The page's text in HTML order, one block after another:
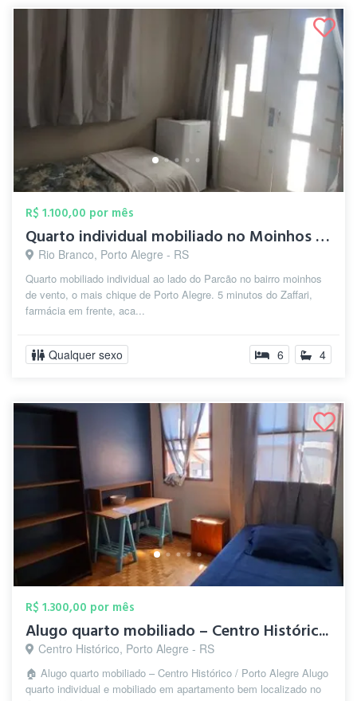
R$ 1.100,00 por mês
Quarto individual mobiliado no Moinhos d...
Rio Branco, Porto Alegre - RS
Quarto mobiliado individual ao lado do Parcão no bairro moinhos
de vento, o mais chique de Porto Alegre. 5 minutos do Zaffari,
farmácia em frente, aca...
Qualquer sexo 6 4
R$ 1.300,00 por mês
Alugo quarto mobiliado – Centro Históric...
Centro Histórico, Porto Alegre - RS
🏠 Alugo quarto mobiliado – Centro Histórico / Porto Alegre Alugo
quarto individual e mobiliado em apartamento bem localizado no